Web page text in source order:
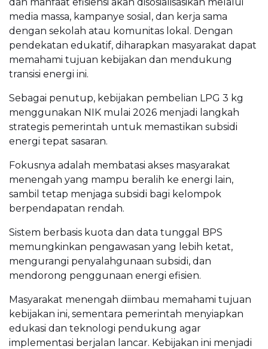
media massa, kampanye sosial, dan kerja sama
dengan sekolah atau komunitas lokal. Dengan
pendekatan edukatif, diharapkan masyarakat dapat
memahami tujuan kebijakan dan mendukung
transisi energi ini.
Sebagai penutup, kebijakan pembelian LPG 3 kg
menggunakan NIK mulai 2026 menjadi langkah
strategis pemerintah untuk memastikan subsidi
energi tepat sasaran.
Fokusnya adalah membatasi akses masyarakat
menengah yang mampu beralih ke energi lain,
sambil tetap menjaga subsidi bagi kelompok
berpendapatan rendah.
Sistem berbasis kuota dan data tunggal BPS
memungkinkan pengawasan yang lebih ketat,
mengurangi penyalahgunaan subsidi, dan
mendorong penggunaan energi efisien.
Masyarakat menengah diimbau memahami tujuan
kebijakan ini, sementara pemerintah menyiapkan
edukasi dan teknologi pendukung agar
implementasi berjalan lancar. Kebijakan ini menjadi